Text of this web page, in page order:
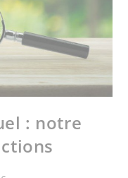
: notre